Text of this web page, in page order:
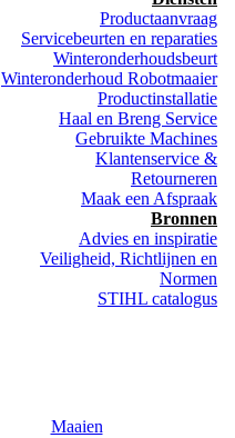
Productaanvraag
Servicebeurten en reparaties
Winteronderhoudsbeurt
Winteronderhoud Robotmaaier
Productinstallatie
Haal en Breng Service
Gebruikte Machines
Klantenservice &
Retourneren
Maak een Afspraak
Bronnen
Advies en inspiratie
Veiligheid, Richtlijnen en
Normen
STIHL catalogus
Maaien